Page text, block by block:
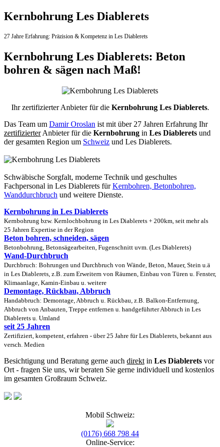
Kernbohrung Les Diablerets
27 Jahre Erfahrung: Präzision & Kompetenz in Les Diablerets
Kernbohrung Les Diablerets: Beton
bohren & sägen nach Maß!
Ihr zertifizierter Anbieter für die Kernbohrung Les Diablerets.
Das Team um Damir Oroslan ist mit über 27 Jahren Erfahrung Ihr
zertifizierterAnbieter für die Kernbohrung in Les Diablerets und
der gesamten Region um Schweiz und Les Diablerets.
Schwäbische Sorgfalt, moderne Technik und geschultes
Fachpersonal in Les Diablerets fürKernbohren, Betonbohren,
Wanddurchbruch und weitere Dienste.
Kernbohrung in Les Diablerets
Kernbohrung bzw. Kernlochbohrung in Les Diablerets + 200km, seit mehr als
25 Jahren Expertise in der Region
Beton bohren, schneiden, sägen
Betonbohrung, Betonsägearbeiten, Fugenschnitt uvm. (Les Diablerets)
Wand-Durchbruch
Durchbruch: Bohrungen und Durchbruch von Wände, Beton, Mauer, Stein u.ä
in Les Diablerets, z.B. zum Erweitern von Räumen, Einbau von Türen u. Fenster,
Klimaanlage, Kamin-Einbau u. weitere
Demontage, Rückbau, Abbruch
Handabbruch: Demontage, Abbruch u. Rückbau, z.B. Balkon-Entfernung,
Abbruch von Anbauten, Treppe entfernen u. handgeführter Abbruch in Les
Diablerets u. Umland
seit 25 Jahren
Zertifiziert, kompetent, erfahren - über 25 Jahre für Les Diablerets, bekannt aus
versch. Medien
Besichtigung und Beratung gerne auch direkt in Les Diablerets vor
Ort - fragen Sie uns, wir beraten Sie gerne individuell und kostenlos
im gesamten Großraum Schweiz.
Mobil Schweiz:
(0176) 668 798 44
Online-Service: